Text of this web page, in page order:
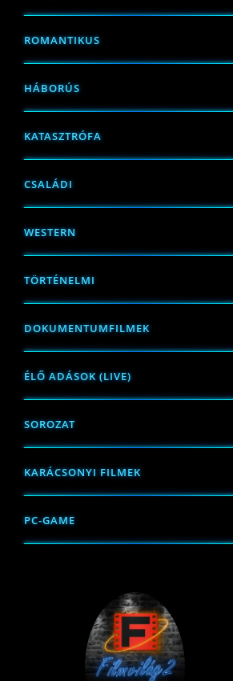
ROMANTIKUS
HÁBORÚS
KATASZTRÓFA
CSALÁDI
WESTERN
TÖRTÉNELMI
DOKUMENTUMFILMEK
ÉLŐ ADÁSOK (LIVE)
SOROZAT
KARÁCSONYI FILMEK
PC-GAME